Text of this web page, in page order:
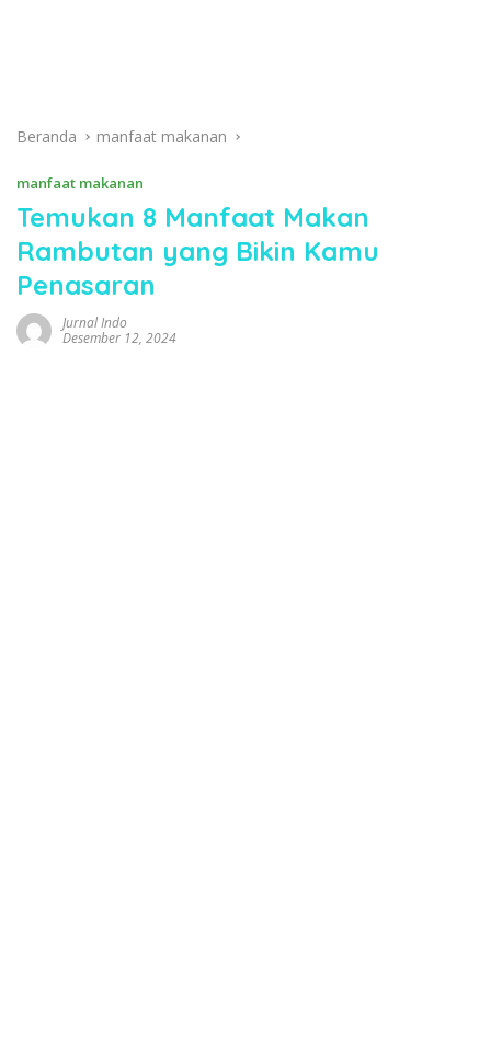
Beranda manfaat makanan
manfaat makanan
Temukan 8 Manfaat Makan
Rambutan yang Bikin Kamu
Penasaran
Jurnal Indo
Desember 12, 2024